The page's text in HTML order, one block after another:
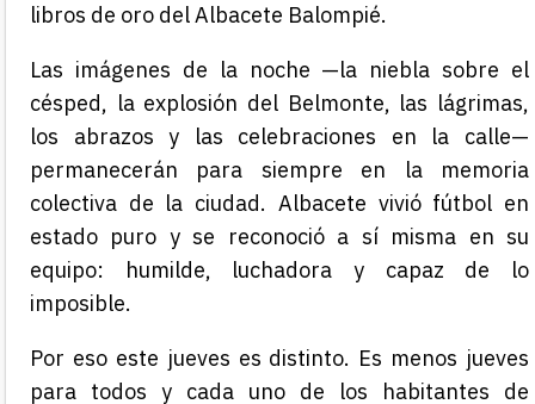
libros de oro del Albacete Balompié.
Las imágenes de la noche —la niebla sobre el
césped, la explosión del Belmonte, las lágrimas,
los abrazos y las celebraciones en la calle—
permanecerán para siempre en la memoria
colectiva de la ciudad. Albacete vivió fútbol en
estado puro y se reconoció a sí misma en su
equipo: humilde, luchadora y capaz de lo
imposible.
Por eso este jueves es distinto. Es menos jueves
para todos y cada uno de los habitantes de